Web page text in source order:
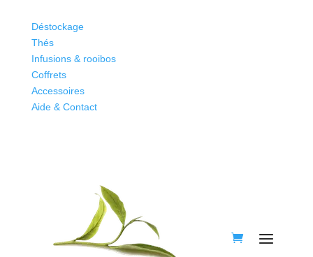
Déstockage
Thés
Infusions & rooibos
Coffrets
Accessoires
Aide & Contact